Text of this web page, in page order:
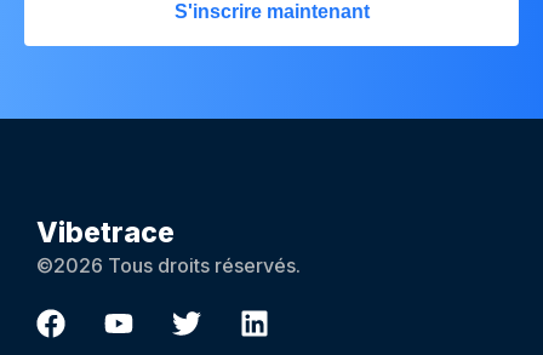
S'inscrire maintenant
Vibetrace
©2026 Tous droits réservés.